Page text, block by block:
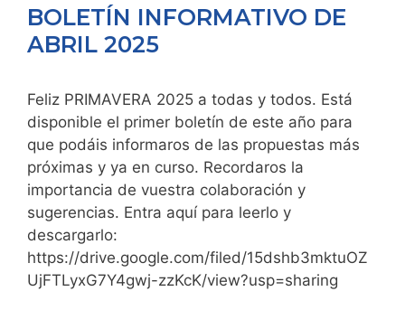
BOLETÍN INFORMATIVO DE
ABRIL 2025
Feliz PRIMAVERA 2025 a todas y todos. Está
disponible el primer boletín de este año para
que podáis informaros de las propuestas más
próximas y ya en curso. Recordaros la
importancia de vuestra colaboración y
sugerencias. Entra aquí para leerlo y
descargarlo:
https://drive.google.com/filed/15dshb3mktuOZ
UjFTLyxG7Y4gwj-zzKcK/view?usp=sharing